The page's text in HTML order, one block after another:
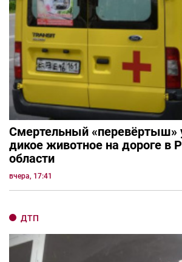
Смертельный «перевёртыш»
дикое животное на дороге в
области
вчера, 17:41
ДТП